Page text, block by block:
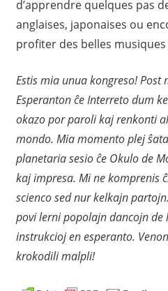
d’apprendre quelques pas
anglaises, japonaises ou
profiter des belles
Estis mia unua kongreso! Post
Esperanton ĉe Interreto dum
okazo por paroli kaj renkonti
mondo. Mia momento plej
planetaria sesio ĉe Okulo de
kaj impresa. Mi ne komprenis
scienco sed nur kelkajn
povi lerni popolajn dancojn
instrukcioj en esperanto.
krokodili malpli!